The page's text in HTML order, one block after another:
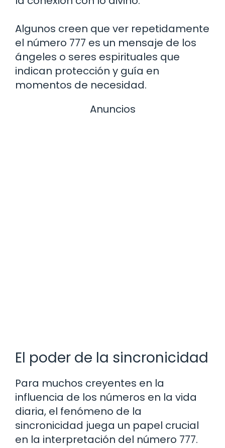
Algunos creen que ver repetidamente
el número 777 es un mensaje de los
ángeles o seres espirituales que
indican protección y guía en
momentos de necesidad.
Anuncios
El poder de la sincronicidad
Para muchos creyentes en la
influencia de los números en la vida
diaria, el fenómeno de la
sincronicidad juega un papel crucial
en la interpretación del número 777.